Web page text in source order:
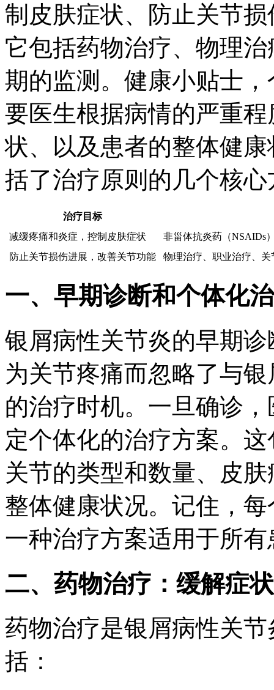
制皮肤症状、防止关节
它包括药物治疗、物理
期的监测。健康小贴士
要医生根据病情的严重
状、以及患者的整体健
括了治疗原则的几个核心
治疗目标
减缓疼痛和炎症，控制皮肤症状
非甾体抗炎药（NSAIDs
防止关节损伤进展，改善关节功能
物理治疗、职业治疗、关
一、早期诊断和个体化
银屑病性关节炎的早期
为关节疼痛而忽略了与
的治疗时机。一旦确诊
定个体化的治疗方案。
关节的类型和数量、皮
整体健康状况。记住，
一种治疗方案适用于所有
二、药物治疗：缓解症
药物治疗是银屑病性关
括：